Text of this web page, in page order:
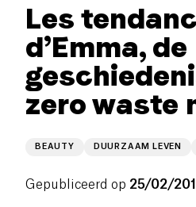
Les
d’Emma, de
zero waste
BEAUTY DUURZAAM LEVEN
Gepubliceerd op 25/02/